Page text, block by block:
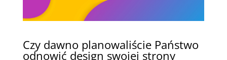
Czy dawno planowaliście Państwo
odnowić design swojej strony